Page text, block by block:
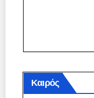
Καιρός